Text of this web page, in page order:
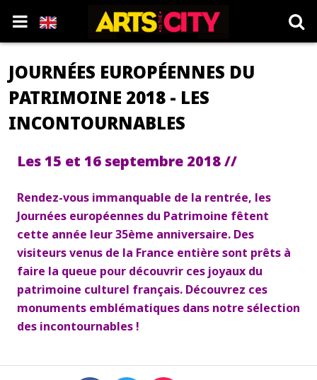
JOURNÉES EUROPÉENNES DU
PATRIMOINE 2018 - LES
INCONTOURNABLES
Les 15 et 16 septembre 2018 //
Rendez-vous immanquable de la rentrée, les
Journées européennes du Patrimoine fêtent
cette année leur 35ème anniversaire. Des
visiteurs venus de la France entière sont prêts à
faire la queue pour découvrir ces joyaux du
patrimoine culturel français. Découvrez ces
monuments emblématiques dans notre sélection
des incontournables !